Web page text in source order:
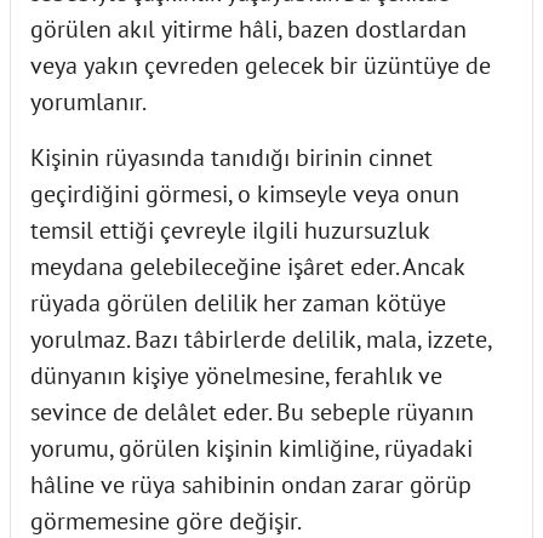
görülen akıl yitirme hâli, bazen dostlardan
veya yakın çevreden gelecek bir üzüntüye de
yorumlanır.
Kişinin rüyasında tanıdığı birinin cinnet
geçirdiğini görmesi, o kimseyle veya onun
temsil ettiği çevreyle ilgili huzursuzluk
meydana gelebileceğine işâret eder. Ancak
rüyada görülen delilik her zaman kötüye
yorulmaz. Bazı tâbirlerde delilik, mala, izzete,
dünyanın kişiye yönelmesine, ferahlık ve
sevince de delâlet eder. Bu sebeple rüyanın
yorumu, görülen kişinin kimliğine, rüyadaki
hâline ve rüya sahibinin ondan zarar görüp
görmemesine göre değişir.